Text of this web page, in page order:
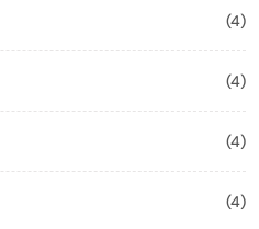
(4)
(4)
(4)
(4)